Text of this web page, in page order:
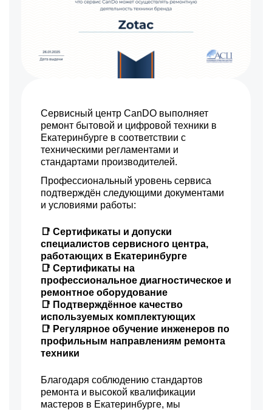
Сервисный центр CanDO выполняет
ремонт бытовой и цифровой техники в
Екатеринбурге в соответствии с
техническими регламентами и
стандартами производителей.
Профессиональный уровень сервиса
подтверждён следующими документами
и условиями работы:
📑 Сертификаты и допуски
специалистов сервисного центра,
работающих в Екатеринбурге
📑 Сертификаты на
профессиональное диагностическое и
ремонтное оборудование
📑 Подтверждённое качество
используемых комплектующих
📑 Регулярное обучение инженеров по
профильным направлениям ремонта
техники
Благодаря соблюдению стандартов
ремонта и высокой квалификации
мастеров в Екатеринбурге, мы